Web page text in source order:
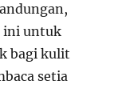
ini untuk
bagi kulit
setia